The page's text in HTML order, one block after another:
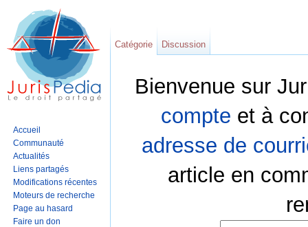
Bienvenue sur
compte et à
adresse de
article en
Catégorie Discussion
Accueil
Communauté
Actualités
Liens partagés
Modifications récentes
Moteurs de recherche
Page au hasard
Faire un don